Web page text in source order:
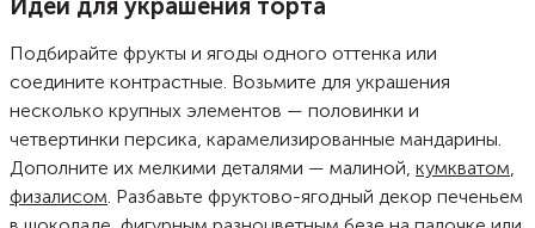
Идеи для украшения торта
Подбирайте фрукты и ягоды одного оттенка или
соедините контрастные. Возьмите для украшения
несколько крупных элементов — половинки и
четвертинки персика, карамелизированные мандарины.
Дополните их мелкими деталями — малиной, кумкватом,
физалисом. Разбавьте фруктово-ягодный декор печеньем